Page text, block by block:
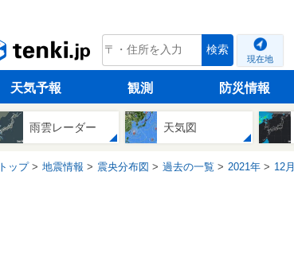
tenki.jp 検索
現在地
天気予報 観測 防災情報
雨雲レーダー 天気図
トップ 地震情報 震央分布図 過去の一覧 2021年 12月